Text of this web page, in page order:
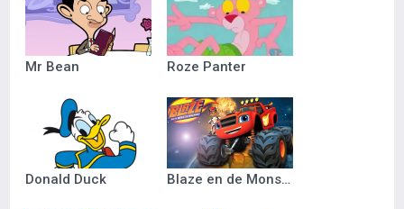
Mr Bean Roze Panter
Donald Duck Blaze en de Monsterwielen